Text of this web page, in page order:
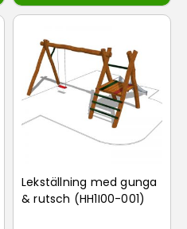
Lekställning med gunga
& rutsch (HH1I00-001)